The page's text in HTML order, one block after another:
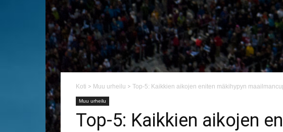
Koti > Muu urheilu > Top-5: Kaikkien aikojen eniten mäkihypyn
Muu urheilu
Top-5: Kaikkien aikojen